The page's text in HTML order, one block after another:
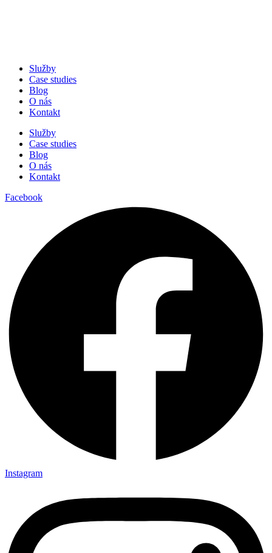
Služby
Case studies
Blog
O nás
Kontakt
Služby
Case studies
Blog
O nás
Kontakt
Facebook
Instagram